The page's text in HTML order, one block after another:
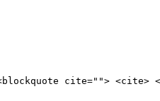
cite=""> <cite>